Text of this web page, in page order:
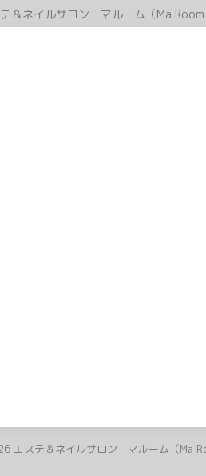
＆ネイルサロン マルーム（Ma Room
エステ＆ネイルサロン マルーム（Ma